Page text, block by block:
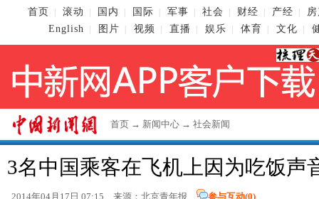
首页 滚动 国内 国际 军事 社会 财经 产经
English
图片 视频 直播 娱乐 体育 文化
首页 → 新闻中心 → 社会新闻
3名中国乘客在飞机上因为吃饭声
2014年04月17日 07:15 来源：北京青年报 参与互动(0)